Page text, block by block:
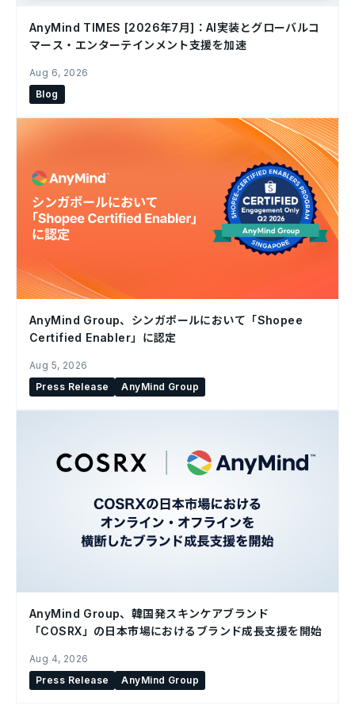
AnyMind TIMES [2026年7月]：AI実装とグローバルコ
マース・エンターテインメント支援を加速
Aug 6, 2026
Blog
AnyMind Group、シンガポールにおいて「Shopee
Certified Enabler」に認定
Aug 5, 2026
Press Release
AnyMind Group
AnyMind Group、韓国発スキンケアブランド
「COSRX」の日本市場におけるブランド成長支援を開始
Aug 4, 2026
Press Release
AnyMind Group